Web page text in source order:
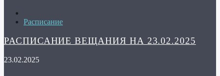
Расписание
РАСПИСАНИЕ ВЕЩАНИЯ НА 23.02.2025
23.02.2025